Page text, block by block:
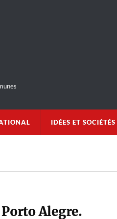
IDÉES ET SOCIÉTÉS
Alegre.